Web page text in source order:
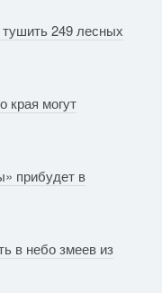
249 лесных
края могут
прибудет в
в небо змеев из